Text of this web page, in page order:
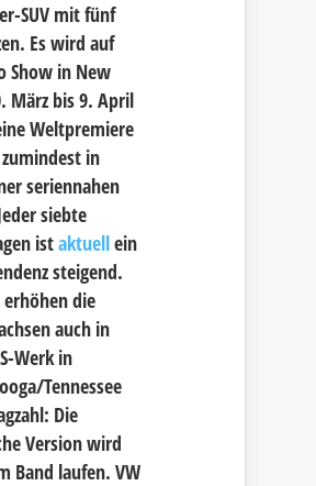
SUV mit fünf
Es wird auf
Show in New
März bis 9. April
Weltpremiere
in
seriennahen
siebte
istaktuellein
steigend.
erhöhen die
auch in
Werk in
Tennessee
Die
Version wird
Band laufen. VW